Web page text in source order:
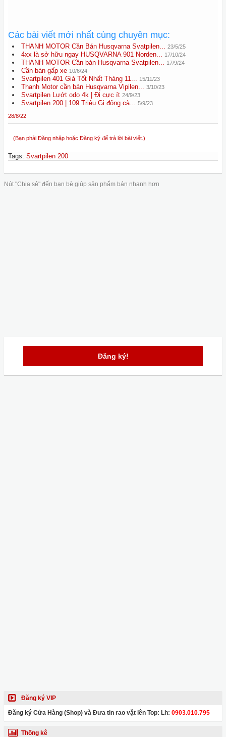
Các bài viết mới nhất cùng chuyên mục:
THANH MOTOR Cần Bán Husqvarna Svatpilen... 23/5/25
4xx là sở hữu ngay HUSQVARNA 901 Norden... 17/10/24
THANH MOTOR Cần bán Husqvarna Svatpilen... 17/9/24
Cần bán gấp xe 10/6/24
Svartpilen 401 Giá Tốt Nhất Tháng 11... 15/11/23
Thanh Motor cần bán Husqvarna Vipilen... 3/10/23
Svartpilen Lướt odo 4k | Đi cực ít 24/9/23
Svartpilen 200 | 109 Triệu Gi đông cà... 5/9/23
28/8/22
(Bạn phải Đăng nhập hoặc Đăng ký để trả lời bài viết.)
Tags: Svartpilen 200
Nút "Chia sẻ" đến bạn bè giúp sản phẩm bán nhanh hơn
Đăng ký!
Đăng ký VIP
Đăng ký Cửa Hàng (Shop) và Đưa tin rao vặt lên Top: Lh: 0903.010.795
Thống kê